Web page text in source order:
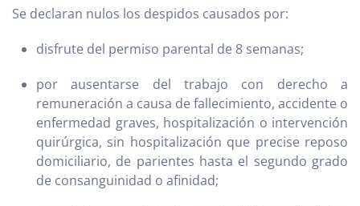
Se declaran nulos los despidos causados por:
disfrute del permiso parental de 8 semanas;
por ausentarse del trabajo con derecho a
remuneración a causa de fallecimiento, accidente o
enfermedad graves, hospitalización o intervención
quirúrgica, sin hospitalización que precise reposo
domiciliario, de parientes hasta el segundo grado
de consanguinidad o afinidad;